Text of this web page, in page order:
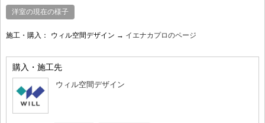
洋室の現在の様子
施工・購入： ウィル空間デザイン → イエナカプロのページ
購入・施工先
ウィル空間デザイン